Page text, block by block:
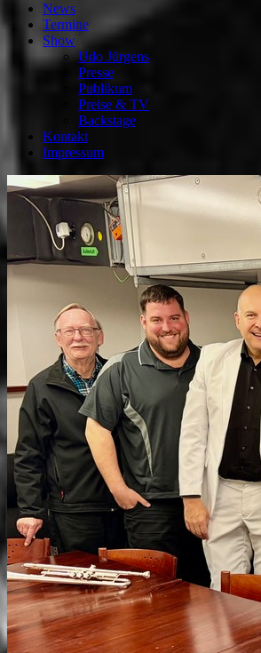
News
Termine
Show
Udo Jürgens
Presse
Publikum
Preise & TV
Backstage
Kontakt
Impressum